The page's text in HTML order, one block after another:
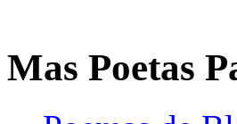
Mas Poetas